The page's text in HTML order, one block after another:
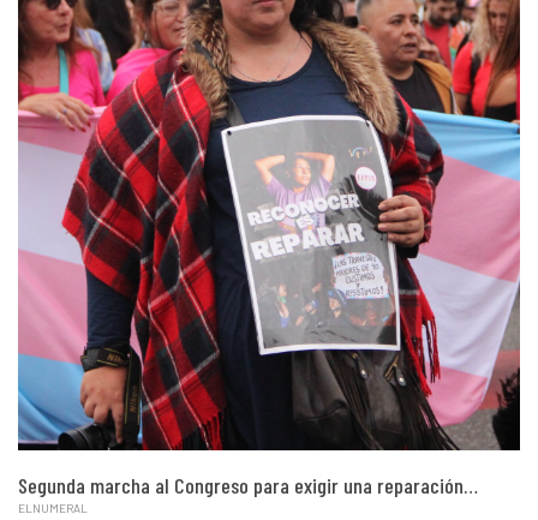
Segunda marcha al Congreso para exigir una reparación…
ELNUMERAL